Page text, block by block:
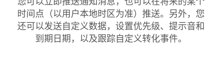
时间点（以用户本地时区为准）推送。另外，您
还可以发送自定义数据，设置优先级、提示音和
到期日期，以及跟踪自定义转化事件。